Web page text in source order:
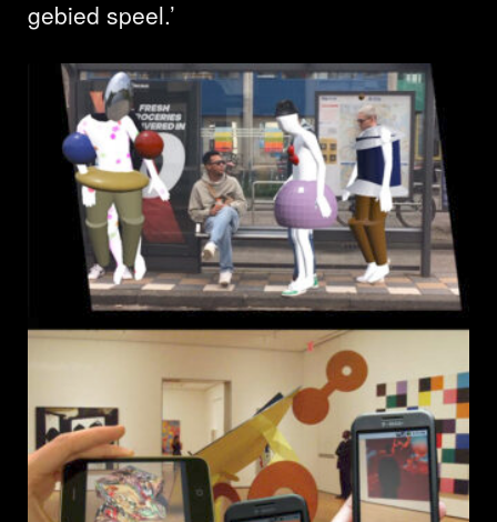
gebied speel.’